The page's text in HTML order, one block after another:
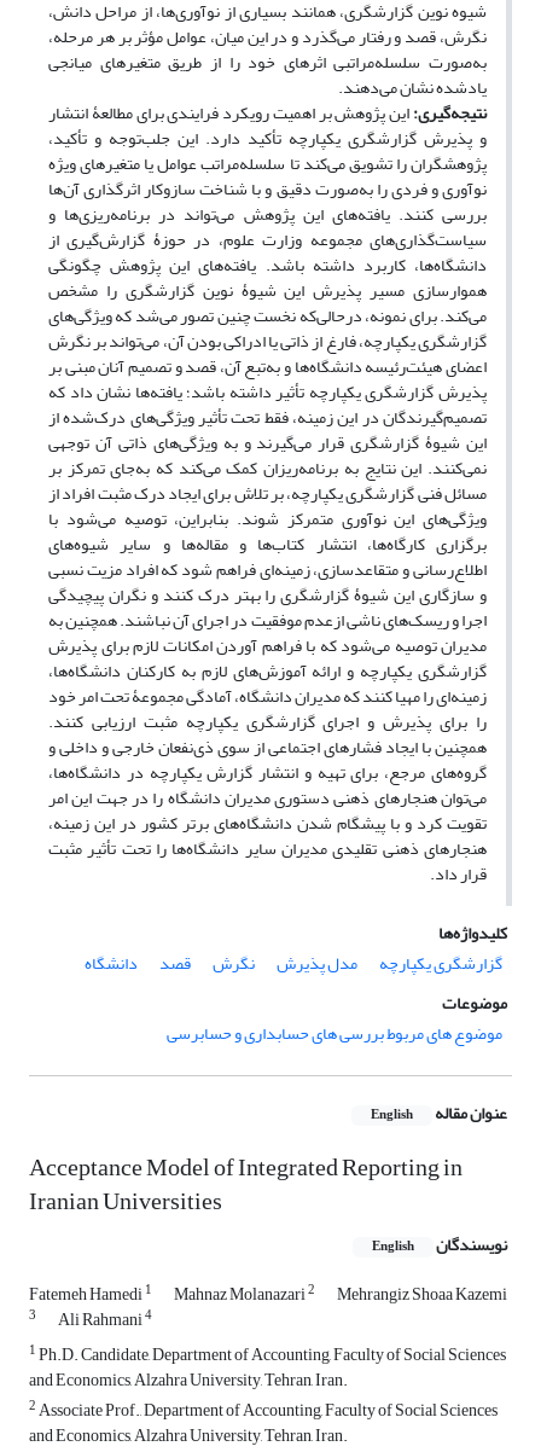
شیوه نوین گزارشگری، همانند بسیاری از نوآوری‌ها، از مراحل دانش،
نگرش، قصد و رفتار می‌گذرد و در این میان، عوامل مؤثر بر هر مرحله،
به‌صورت سلسله‌مراتبی اثرهای خود را از طریق متغیرهای میانجی
یادشده نشان می‌دهند.
نتیجه‌گیری:این پژوهش بر اهمیت رویکرد فرایندی برای مطالعۀ انتشار
و پذیرش گزارشگری یکپارچه تأکید دارد. این جلب‌توجه و تأکید،
پژوهشگران را تشویق می‌کند تا سلسله‌مراتب عوامل یا متغیرهای ویژه
نوآوری و فردی را به‌صورت دقیق و با شناخت سازوکار اثرگذاری آن‌ها
بررسی کنند. یافته‌های این پژوهش می‌تواند در برنامه‌ریزی‌ها و
سیاست‌گذاری‌های مجموعه وزارت علوم، در حوزۀ گزارش‌گیری از
دانشگاه‌ها، کاربرد داشته باشد. یافته‌های این پژوهش چگونگی
هموارسازی مسیر پذیرش این شیوۀ نوین گزارشگری را مشخص
می‌کند. برای نمونه، درحالی‌که نخست چنین تصور می‌شد که ویژگی‌های
گزارشگری یکپارچه، فارغ از ذاتی یا ادراکی بودن آن، می‌تواند بر نگرش
اعضای هیئت‌رئیسه دانشگاه‌ها و به‌تبع آن، قصد و تصمیم آنان مبنی بر
پذیرش گزارشگری یکپارچه تأثیر داشته باشد؛ یافته‌ها نشان داد که
تصمیم‌گیرندگان در این زمینه، فقط تحت تأثیر ویژگی‌های درک‌شده از
این شیوۀ گزارشگری قرار می‌گیرند و به ویژگی‌های ذاتی آن توجهی
نمی‌کنند. این نتایج به برنامه‌ریزان کمک می‌کند که به‌جای تمرکز بر
مسائل فنی گزارشگری یکپارچه، بر تلاش برای ایجاد درک مثبت افراد از
ویژگی‌های این نوآوری متمرکز شوند. بنابراین، توصیه می‌شود با
برگزاری کارگاه‌ها، انتشار کتاب‌ها و مقاله‌ها و سایر شیوه‌های
اطلاع‌رسانی و متقاعدسازی، زمینه‌ای فراهم شود که افراد مزیت نسبی
و سازگاری این شیوۀ گزارشگری را بهتر درک کنند و نگران پیچیدگی
اجرا و ریسک‌های ناشی ازعدم موفقیت در اجرای آن نباشند. همچنین به
مدیران توصیه می‌شود که با فراهم آوردن امکانات لازم برای پذیرش
گزارشگری یکپارچه و ارائه آموزش‌های لازم به کارکنان دانشگاه‌ها،
زمینه‌ای را مهیا کنند که مدیران دانشگاه، آمادگی مجموعۀ تحت امر خود
را برای پذیرش و اجرای گزارشگری یکپارچه مثبت ارزیابی کنند.
همچنین با ایجاد فشارهای اجتماعی از سوی ذی‌نفعان خارجی و داخلی و
گروه‌های مرجع، برای تهیه و انتشار گزارش یکپارچه در دانشگاه‌ها،
می‌توان هنجارهای ذهنی دستوری مدیران دانشگاه را در جهت این امر
تقویت کرد و با پیشگام شدن دانشگاه‌های برتر کشور در این زمینه،
هنجارهای ذهنی تقلیدی مدیران سایر دانشگاه‌ها را تحت تأثیر مثبت
قرار داد.
کلیدواژه‌ها
گزارشگری یکپارچه
مدل پذیرش نگرش قصد
دانشگاه
موضوعات
موضوع های مربوط بررسی های حسابداری و حسابرسی
عنوان مقاله English
Acceptance Model of Integrated Reporting in
Iranian Universities
نویسندگان English
Fatemeh Hamedi1 Mahnaz Molanazari2 Mehrangiz Shoaa Kazemi
3 Ali Rahmani4
1Ph.D. Candidate, Department of Accounting, Faculty of Social Sciences
and Economics, Alzahra University, Tehran, Iran.
2Associate Prof., Department of Accounting, Faculty of Social Sciences
and Economics, Alzahra University, Tehran, Iran.